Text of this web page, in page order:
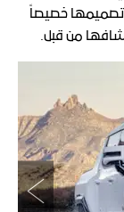
تصميمها خصيصاً
من قبل.